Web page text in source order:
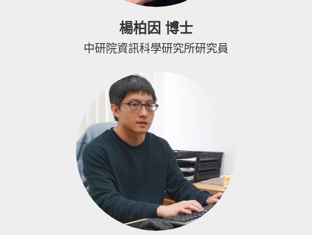
楊柏因 博士
中研院資訊科學研究所研究員